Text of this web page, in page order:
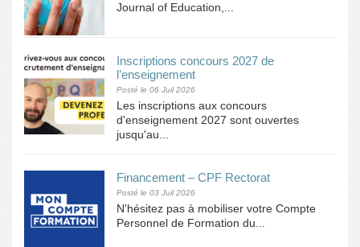
Journal of Education,...
Inscriptions concours 2027 de
l’enseignement
Posté le 06 Juil 2026
Les inscriptions aux concours
d'enseignement 2027 sont ouvertes
jusqu'au...
Financement – CPF Rectorat
Posté le 03 Juil 2026
N'hésitez pas à mobiliser votre Compte
Personnel de Formation du...